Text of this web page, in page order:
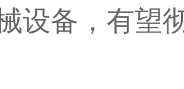
设备，有望